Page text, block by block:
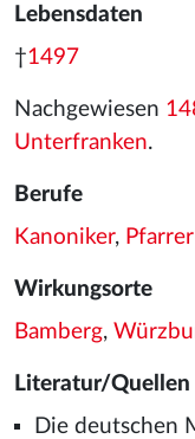
Lebensdaten
†1497
Nachgewiesen
Unterfranken.
Berufe
Kanoniker, Pfarrer
Wirkungsorte
Bamberg,
Literatur/Quellen
Die deutschen